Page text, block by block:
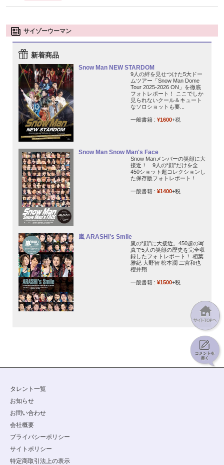
サイゾーウーマン
新着商品
Snow Man NEW STARDOM
9人の絆を見せつけた5大ドー
ムツアー「Snow Man Dome
Tour 2025-2026 ON」を徹底
フォトレポート！ ここでしか
見られないクール＆キュート
なソロショットも要...
一般書籍 : ¥1600+税
Snow Man Snow Man's Face
Snow Manメンバーの笑顔に大
接近！ 9人の“顔”だけを全
450ショット超コレクションし
た保存版フォトレポート！
一般書籍 : ¥1400+税
嵐 ARASHI’s Smile
嵐の“顔”に大接近。450超の写
真で5人の笑顔の歴史を完全収
録したフォトレポート！ 相葉
雅紀 大野智 松本潤 二宮和也
櫻井翔
一般書籍 : ¥1500+税
タレント一覧
お知らせ
お問い合わせ
会社概要
プライバシーポリシー
サイトポリシー
特定商取引法上の表示